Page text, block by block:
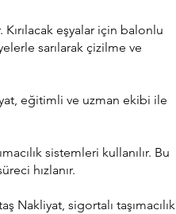
Kırılacak eşyalar için balonlu
sarılarak çizilme ve
eğitimli ve uzman ekibi ile
sistemleri kullanılır. Bu
hızlanır.
Nakliyat, sigortalı taşımacılık